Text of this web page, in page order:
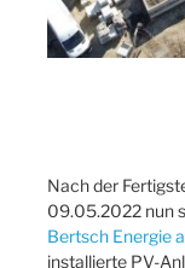
Nach der
09.05.2022 nun
Bertsch Energie
installierte PV-